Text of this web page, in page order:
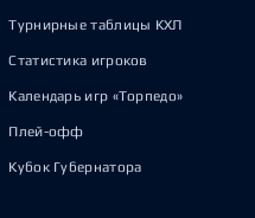
Турнирные таблицы КХЛ
Статистика игроков
Календарь игр «Торпедо»
Плей-офф
Кубок Губернатора